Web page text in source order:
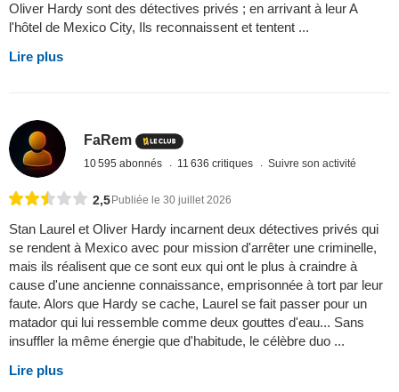
Oliver Hardy sont des détectives privés ; en arrivant à leur A
l'hôtel de Mexico City, Ils reconnaissent et tentent ...
Lire plus
FaRem
10 595 abonnés 11 636 critiques Suivre son activité
2,5Publiée le 30 juillet 2026
Stan Laurel et Oliver Hardy incarnent deux détectives privés qui
se rendent à Mexico avec pour mission d'arrêter une criminelle,
mais ils réalisent que ce sont eux qui ont le plus à craindre à
cause d'une ancienne connaissance, emprisonnée à tort par leur
faute. Alors que Hardy se cache, Laurel se fait passer pour un
matador qui lui ressemble comme deux gouttes d'eau... Sans
insuffler la même énergie que d'habitude, le célèbre duo ...
Lire plus